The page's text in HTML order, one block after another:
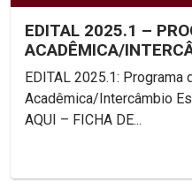
EDITAL 2025.1 –
ACADÊMICA/
UNICAP
EDITAL 2025.1: Programa
Acadêmica/Intercâmbio
AQUI – FICHA DE...